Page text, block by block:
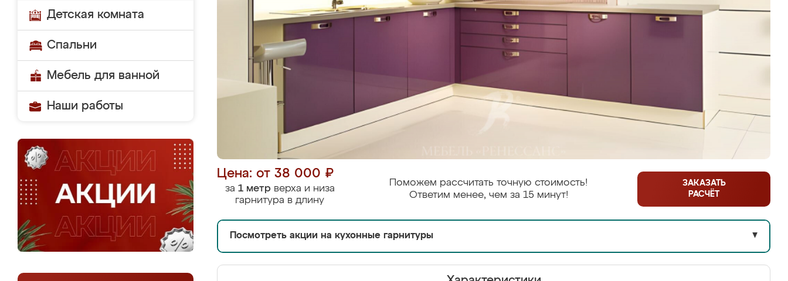
Детская комната
Спальни
Мебель для ванной
Наши работы
Цена: от 38 000 ₽
за 1 метрверха и низа
гарнитура в длину
Поможем рассчитать точную стоимость!
Ответим менее, чем за 15 минут!
ЗАКАЗАТЬ
РАСЧЁТ
Посмотреть акции на кухонные гарнитуры ▼